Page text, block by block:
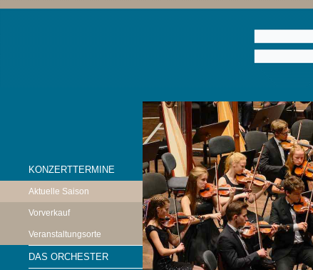
KONZERTTERMINE
Aktuelle Saison
Vorverkauf
Veranstaltungsorte
DAS ORCHESTER